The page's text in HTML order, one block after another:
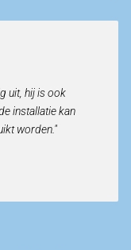
uit, hij is ook
installatie kan
worden."